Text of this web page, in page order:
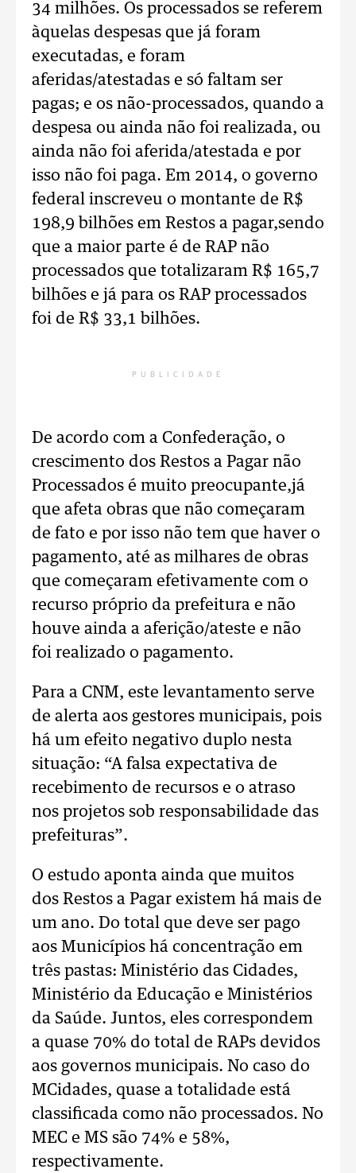
34 milhões. Os processados se referem
àquelas despesas que já foram
executadas, e foram
aferidas/atestadas e só faltam ser
pagas; e os não-processados, quando a
despesa ou ainda não foi realizada, ou
ainda não foi aferida/atestada e por
isso não foi paga. Em 2014, o governo
federal inscreveu o montante de R$
198,9 bilhões em Restos a pagar,sendo
que a maior parte é de RAP não
processados que totalizaram R$ 165,7
bilhões e já para os RAP processados
foi de R$ 33,1 bilhões.
PUBLICIDADE
De acordo com a Confederação, o
crescimento dos Restos a Pagar não
Processados é muito preocupante,já
que afeta obras que não começaram
de fato e por isso não tem que haver o
pagamento, até as milhares de obras
que começaram efetivamente com o
recurso próprio da prefeitura e não
houve ainda a aferição/ateste e não
foi realizado o pagamento.
Para a CNM, este levantamento serve
de alerta aos gestores municipais, pois
há um efeito negativo duplo nesta
situação: “A falsa expectativa de
recebimento de recursos e o atraso
nos projetos sob responsabilidade das
prefeituras”.
O estudo aponta ainda que muitos
dos Restos a Pagar existem há mais de
um ano. Do total que deve ser pago
aos Municípios há concentração em
três pastas: Ministério das Cidades,
Ministério da Educação e Ministérios
da Saúde. Juntos, eles correspondem
a quase 70% do total de RAPs devidos
aos governos municipais. No caso do
MCidades, quase a totalidade está
classificada como não processados. No
MEC e MS são 74% e 58%,
respectivamente.